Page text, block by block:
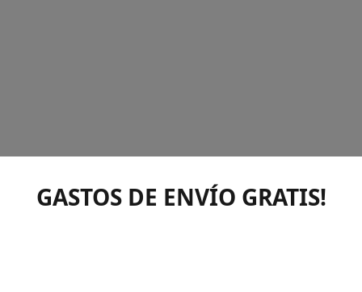
GASTOS DE ENVÍO GRATIS!